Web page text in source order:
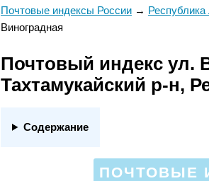
Почтовые индексы России →
Виноградная
Почтовый индекс ул.
Тахтамукайский р-н,
Содержание
ПОЧТОВЫЕ